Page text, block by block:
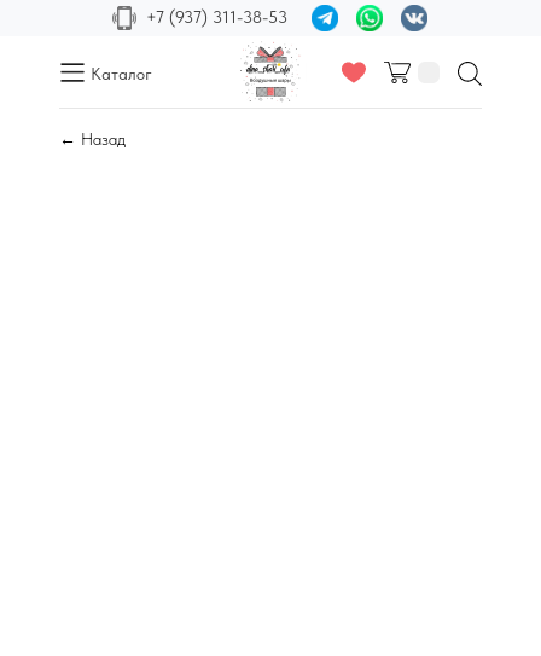
+7 (937) 311-38-53
Каталог
← Назад